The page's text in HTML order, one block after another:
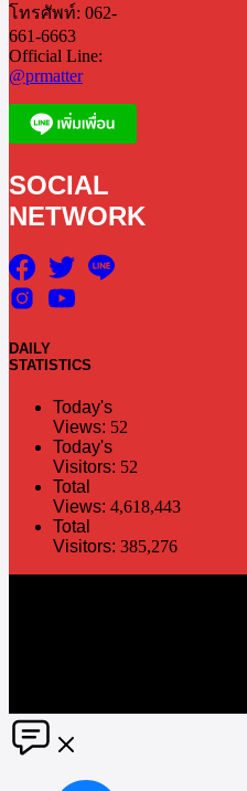
โทรศัพท์: 062-
661-6663
Official Line:
@prmatter
SOCIAL
NETWORK
DAILY
STATISTICS
Today's
Views: 52
Today's
Visitors: 52
Total
Views: 4,618,443
Total
Visitors: 385,276